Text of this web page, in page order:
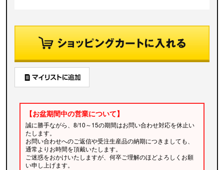
【お盆期間中の営業について】
誠に勝手ながら、8/10～15の期間はお問い合わせ対応を休止い
たします。
お問い合わせへのご返信や受注生産品の納期につきましても、
通常よりお時間を頂戴いたします。
ご迷惑をおかけいたしますが、何卒ご理解のほどよろしくお願
い申し上げます。